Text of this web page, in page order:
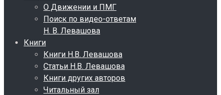
О Движении и ПМГ
Поиск по видео-ответам
Н. В. Левашова
Книги
Книги Н.В. Левашова
Статьи Н.В. Левашова
Книги других авторов
Читальный зал